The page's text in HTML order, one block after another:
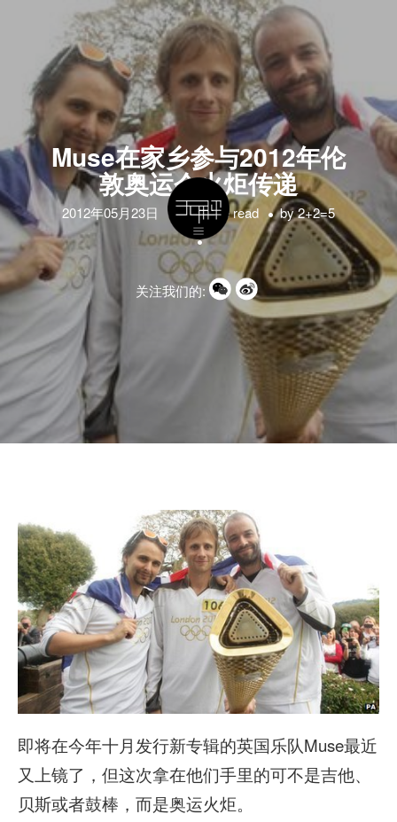
Muse在家乡参与2012年伦
敦奥运会火炬传递
2012年05月23日 1 minute read by2+2=5
关注我们的:
即将在今年十月发行新专辑的英国乐队Muse最近
又上镜了，但这次拿在他们手里的可不是吉他、
贝斯或者鼓棒，而是奥运火炬。